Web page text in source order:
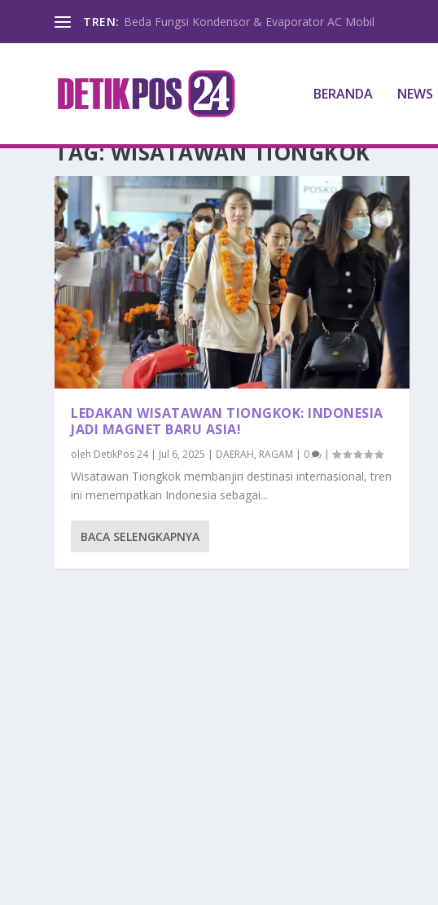
TREN: Beda Fungsi Kondensor & Evaporator AC Mobil
BERANDA NEWS
TAG:WISATAWAN TIONGKOK
LEDAKAN WISATAWAN TIONGKOK: INDONESIA
JADI MAGNET BARU ASIA!
oleh DetikPos 24| Jul 6, 2025 | DAERAH, RAGAM | 0 |
Wisatawan Tiongkok membanjiri destinasi internasional, tren
ini menempatkan Indonesia sebagai...
BACA SELENGKAPNYA